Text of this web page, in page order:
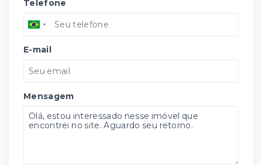
Telefone
E-mail
Mensagem